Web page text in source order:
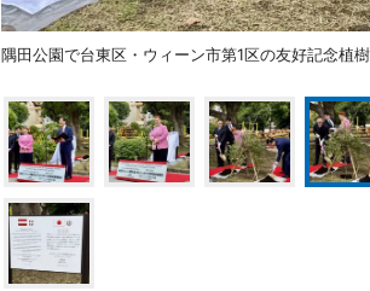
隅田公園で台東区・ウィーン市第1区の友好記念植